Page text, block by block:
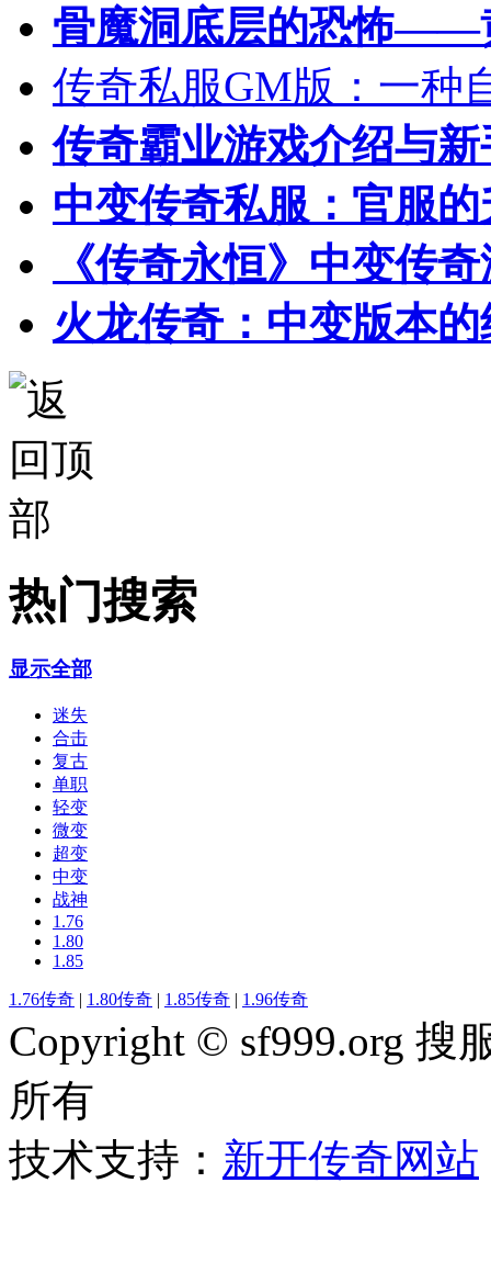
骨魔洞底层的恐怖——
传奇私服GM版：一种
传奇霸业游戏介绍与
中变传奇私服：官服
《传奇永恒》中变传
火龙传奇：中变版本
热门搜索
显示全部
迷失
合击
复古
单职
轻变
微变
超变
中变
战神
1.76
1.80
1.85
1.76传奇 | 1.80传奇 | 1.85传奇 | 1.96传奇
Copyright © sf999.org 搜
所有
技术支持： 新开传奇网站